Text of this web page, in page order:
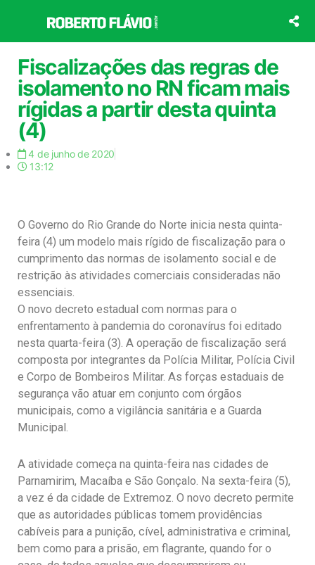
o
conteúdo
Fiscalizações das regras de
isolamento no RN ficam mais
rígidas a partir desta quinta
(4)
4 de junho de 2020
13:12
O Governo do Rio Grande do Norte inicia nesta quinta-
feira (4) um modelo mais rígido de fiscalização para o
cumprimento das normas de isolamento social e de
restrição às atividades comerciais consideradas não
essenciais.
O novo decreto estadual com normas para o
enfrentamento à pandemia do coronavírus foi editado
nesta quarta-feira (3). A operação de fiscalização será
composta por integrantes da Polícia Militar, Polícia Civil
e Corpo de Bombeiros Militar. As forças estaduais de
segurança vão atuar em conjunto com órgãos
municipais, como a vigilância sanitária e a Guarda
Municipal.
A atividade começa na quinta-feira nas cidades de
Parnamirim, Macaíba e São Gonçalo. Na sexta-feira (5),
a vez é da cidade de Extremoz. O novo decreto permite
que as autoridades públicas tomem providências
cabíveis para a punição, cível, administrativa e criminal,
bem como para a prisão, em flagrante, quando for o